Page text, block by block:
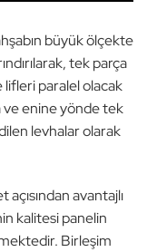
büyük ölçekte
tek parça
lifleri paralel olacak
ve enine yönde tek
levhalar olarak
avantajlı
kalitesi panelin
Birleşim